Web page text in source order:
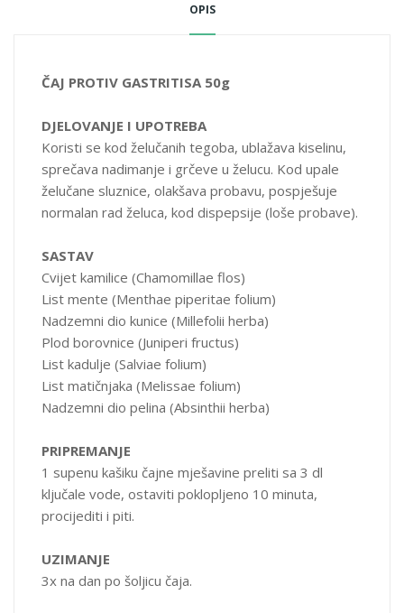
PAKOVANJE
OPIS
ČAJ PROTIV GASTRITISA 50g
DJELOVANJE I UPOTREBA
Koristi se kod želučanih tegoba, ublažava kiselinu,
sprečava nadimanje i grčeve u želucu. Kod upale
želučane sluznice, olakšava probavu, pospješuje
normalan rad želuca, kod dispepsije (loše probave).
SASTAV
Cvijet kamilice (Chamomillae flos)
List mente (Menthae piperitae folium)
Nadzemni dio kunice (Millefolii herba)
Plod borovnice (Juniperi fructus)
List kadulje (Salviae folium)
List matičnjaka (Melissae folium)
Nadzemni dio pelina (Absinthii herba)
PRIPREMANJE
1 supenu kašiku čajne mješavine preliti sa 3 dl
ključale vode, ostaviti poklopljeno 10 minuta,
procijediti i piti.
UZIMANJE
3x na dan po šoljicu čaja.